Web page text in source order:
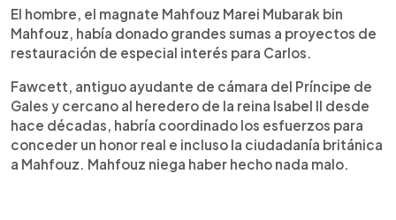
El hombre, el magnate Mahfouz Marei Mubarak bin
Mahfouz, había donado grandes sumas a proyectos de
restauración de especial interés para Carlos.
Fawcett, antiguo ayudante de cámara del Príncipe de
Gales y cercano al heredero de la reina Isabel II desde
hace décadas, habría coordinado los esfuerzos para
conceder un honor real e incluso la ciudadanía británica
a Mahfouz. Mahfouz niega haber hecho nada malo.